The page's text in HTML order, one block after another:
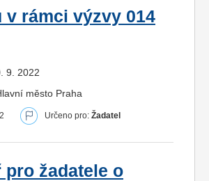
v rámci výzvy 014
9. 2022
město Praha
Určeno pro: Žadatel
pro žadatele o